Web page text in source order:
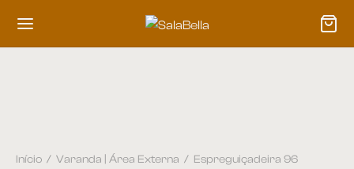
Início / Varanda | Área Externa / Espreguiçadeira 96